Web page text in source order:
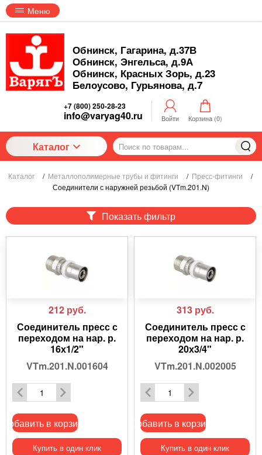
Меню
Обнинск, Гагарина, д.37В
Обнинск, Энгельса, д.9А
Обнинск, Красных Зорь, д.23
Белоусово, Гурьянова, д.7
+7 (800) 250-28-23
info@varyag40.ru Войти Корзина (0)
Каталог
Каталог / Металлополимерные трубы и фитинги / Пресс-фитинги
/
Соединители с наружней резьбой (VTm.201.N)
Показать фильтр
212 руб.
Соединитель пресс с
переходом на нар. р.
16х1/2"
VTm.201.N.001604
Добавить в корзину
Купить в один клик
313 руб.
Соединитель пресс с
переходом на нар. р.
20х3/4"
VTm.201.N.002005
Добавить в корзину
Купить в один клик